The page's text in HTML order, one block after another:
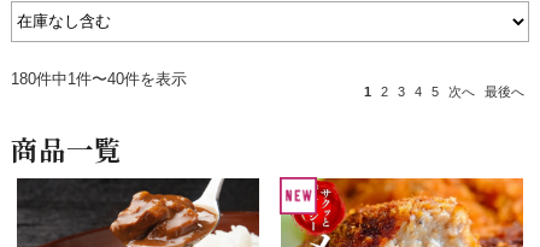
180件中1件〜40件を表示
1 2 3 4 5 次へ 最後へ
商品一覧